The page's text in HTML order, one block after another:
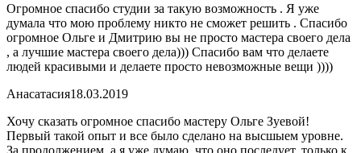
Огромное спасибо студии за такую возможность . Я уже
думала что мою проблему никто не сможет решить . Спасибо
огромное Ольге и Дмитрию вы не просто мастера своего дела
, а лучшие мастера своего дела))) Спасибо вам что делаете
людей красивыми и делаете просто невозможные вещи ))))
Анасатасия18.03.2019
Хочу сказать огромное спасибо мастеру Ольге Зуевой!
Первый такой опыт и все было сделано на высшыем уровне.
За продолжением, а я уже думаю, что оно последует, только к